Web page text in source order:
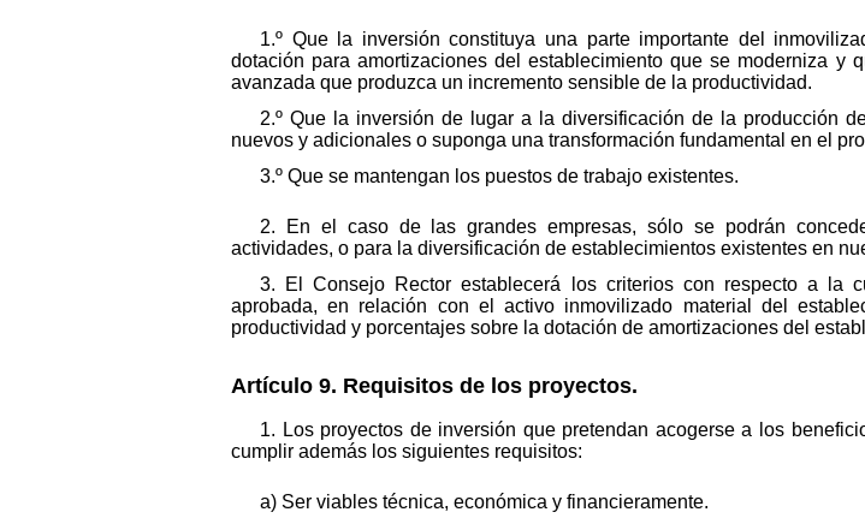
1.º Que la inversión constituya una parte importante del
dotación para amortizaciones del establecimiento que se moderniza y
avanzada que produzca un incremento sensible de la productividad.
2.º Que la inversión de lugar a la diversificación de la producción
nuevos y adicionales o suponga una transformación fundamental en el
3.º Que se mantengan los puestos de trabajo existentes.
2. En el caso de las grandes empresas, sólo se podrán
actividades, o para la diversificación de establecimientos existentes en
3. El Consejo Rector establecerá los criterios con respecto a la
aprobada, en relación con el activo inmovilizado material del
productividad y porcentajes sobre la dotación de amortizaciones del
Artículo 9. Requisitos de los proyectos.
1. Los proyectos de inversión que pretendan acogerse a los
cumplir además los siguientes requisitos:
a) Ser viables técnica, económica y financieramente.